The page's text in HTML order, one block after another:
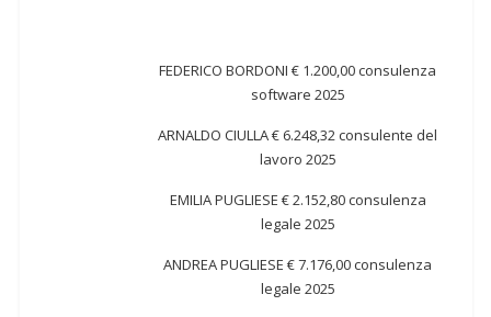
FEDERICO BORDONI € 1.200,00 consulenza
software 2025
ARNALDO CIULLA € 6.248,32 consulente del
lavoro 2025
EMILIA PUGLIESE € 2.152,80 consulenza
legale 2025
ANDREA PUGLIESE € 7.176,00 consulenza
legale 2025